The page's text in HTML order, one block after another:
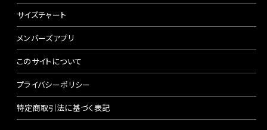
サイズチャート
メンバーズアプリ
このサイトについて
プライバシーポリシー
特定商取引法に基づく表記